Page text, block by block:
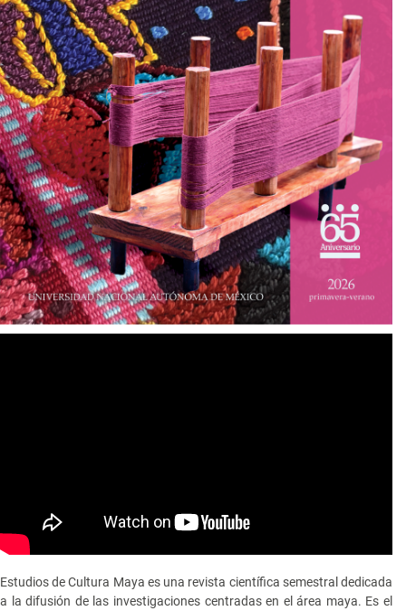
Estudios de Cultura Maya es una revista científica semestral dedicada
a la difusión de las investigaciones centradas en el área maya. Es el